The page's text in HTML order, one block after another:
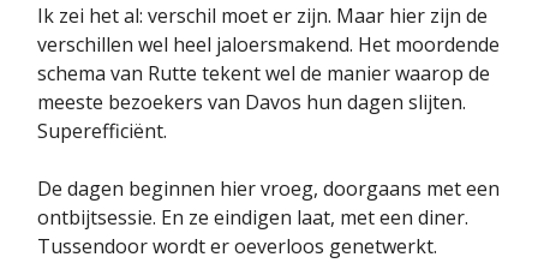
Ik zei het al: verschil moet er zijn. Maar hier zijn de
verschillen wel heel jaloersmakend. Het moordende
schema van Rutte tekent wel de manier waarop de
meeste bezoekers van Davos hun dagen slijten.
Superefficiënt.
De dagen beginnen hier vroeg, doorgaans met een
ontbijtsessie. En ze eindigen laat, met een diner.
Tussendoor wordt er oeverloos genetwerkt.